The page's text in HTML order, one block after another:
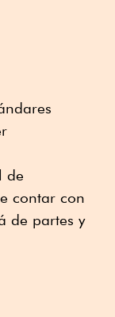
de
contar con
de partes y